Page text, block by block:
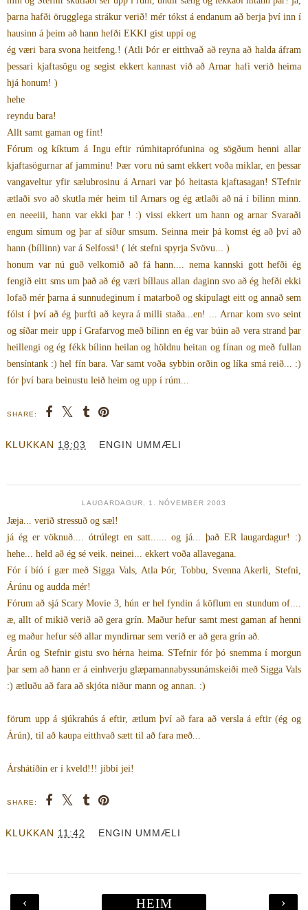
þarna hafði örugglega strákur verið! mér tókst á endanum að berja því inn í
hausinn á þeim að hann hefði EKKI gist uppí og
ég væri bara svona heitfeng.! (Atli Þór er eitthvað að reyna að halda áfram
þessari kjaftasögu og segist ekkert kannast við að Arnar hafi verið heima
hjá honum! )
hehe
reyndu bara!
Allt samt gaman og fínt!
Fórum og kíktum á Ingu eftir rúmhitaprófunina og sögðum henni allar
kjaftasögurnar af jamminu! Þær voru nú samt ekkert voða miklar, en þessar
vangaveltur yfir sælubrosinu á Arnari var þó heitasta kjaftasagan! STefnir
ætlaði svo að skutla mér heim til Arnars og ég ætlaði að ná í bílinn minn.
en neeeiii, hann var ekki þar ! :) vissi ekkert um hann og arnar Svaraði
engum símum og þar af síður smsum. Seinna meir þá komst ég að því að
hann (bíllinn) var á Selfossi! ( lét stefni spyrja Svövu... )
honum var nú guð velkomið að fá hann.... nema kannski gott hefði ég
fengið eitt sms um það að ég væri bíllaus allan daginn svo að ég hefði ekki
lofað mér þarna á sunnudeginum í matarboð og skipulagt eitt og annað sem
fólst í því að ég þurfti að keyra á milli staða...en! ... Arnar kom svo seint
og síðar meir upp í Grafarvog með bílinn en ég var búin að vera strand þar
heillengi og ég fékk bílinn heilan og höldnu heitan og fínan og með fullan
bensíntank :) hel fín bara. Var samt voða sybbin orðin og líka smá reið... :)
fór því bara beinustu leið heim og upp í rúm...
SHARE:
KLUKKAN 18:03 ENGIN UMMÆLI
LAUGARDAGUR, 1. NÓVEMBER 2003
Jæja... verið stressuð og sæl!
já ég er vöknuð.... ótrúlegt en satt...... og já... það ER laugardagur! :)
hehe... held að ég sé veik. neinei... ekkert voða allavegana.
Fór í bíó í gær með Sigga Vals, Atla Þór, Tobbu, Svenna Akerli, Stefni,
Árúnu og audda mér!
Fórum að sjá Scary Movie 3, hún er hel fyndin á köflum en stundum of....
æ, allt of mikið verið að gera grín. Maður hefur samt mest gaman af henni
eg maður hefur séð allar myndirnar sem verið er að gera grín að.
Árún og Stefnir gistu svo hérna heima. STefnir fór þó snemma í morgun
þar sem að hann er á einhverju glæpamannabyssunámskeiði með Sigga Vals
:) ætluðu að fara að skjóta niður mann og annan. :)
förum upp á sjúkrahús á eftir, ætlum því að fara að versla á eftir (ég og
Árún), til að kaupa eitthvað sætt til að fara með...
Árshátíðin er í kveld!!! jibbí jei!
SHARE:
KLUKKAN 11:42 ENGIN UMMÆLI
‹ ›
HEIM